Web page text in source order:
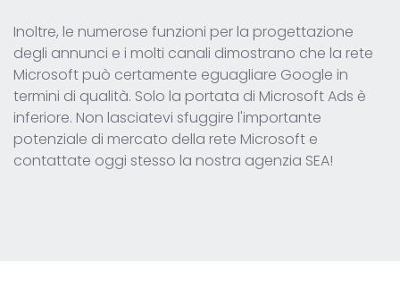
Inoltre, le numerose funzioni per la progettazione
degli annunci e i molti canali dimostrano che la rete
Microsoft può certamente eguagliare Google in
termini di qualità. Solo la portata di Microsoft Ads è
inferiore. Non lasciatevi sfuggire l'importante
potenziale di mercato della rete Microsoft e
contattate oggi stesso la nostra agenzia SEA!